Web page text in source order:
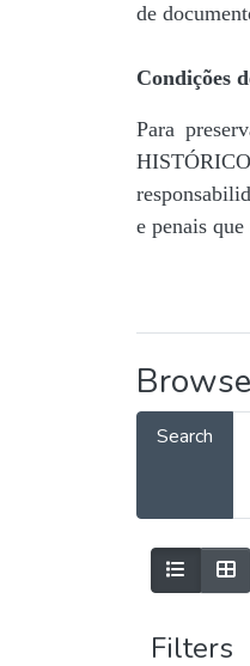
de
Condições
Para
e penais
Browse
Search
Filters